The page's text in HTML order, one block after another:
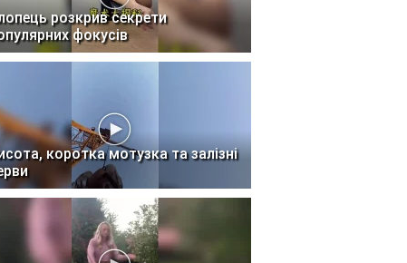
розкрив секрети
фокусів
коротка мотузка та залізні